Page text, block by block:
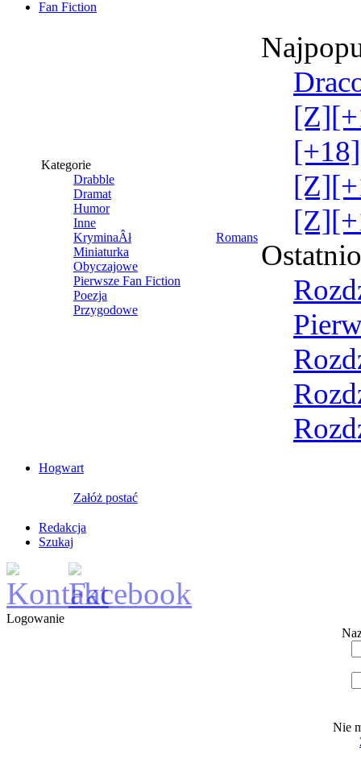
Fan Fiction
Kategorie
Drabble
Dramat
Humor
Inne
KryminaÂł
Miniaturka
Obyczajowe
Pierwsze Fan Fiction
Poezja
Przygodowe
Romans
Hogwart
Załóż postać
Redakcja
Szukaj
Logowanie
Nie